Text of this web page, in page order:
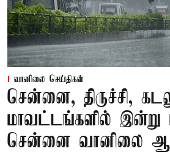
வானிலை செய்திகள்
சென்னை, திருச்சி,
மாவட்டங்களில் இன்று
சென்னை வானிலை